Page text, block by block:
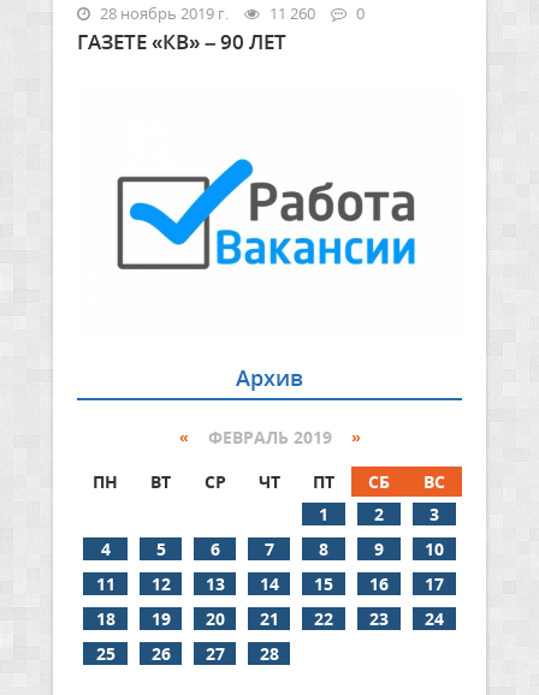
28 ноябрь 2019 г. 11 260 0
ГАЗЕТЕ «КВ» – 90 ЛЕТ
Архив
« ФЕВРАЛЬ 2019 »
ПН
ВТ СР ЧТ ПТ СБ
ВС
1
2
3
4
5 6 7 8 9
10
11
12 13 14 15 16
17
18
19 20 21 22 23
24
25
26 27 28